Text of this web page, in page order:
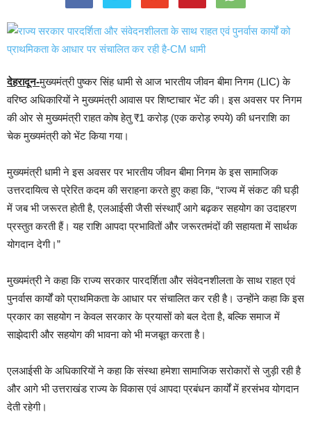
देहरादून-मुख्यमंत्री पुष्कर सिंह धामी से आज भारतीय जीवन बीमा निगम (LIC) के
वरिष्ठ अधिकारियों ने मुख्यमंत्री आवास पर शिष्टाचार भेंट की। इस अवसर पर निगम
की ओर से मुख्यमंत्री राहत कोष हेतु ₹1 करोड़ (एक करोड़ रुपये) की धनराशि का
चेक मुख्यमंत्री को भेंट किया गया।
मुख्यमंत्री धामी ने इस अवसर पर भारतीय जीवन बीमा निगम के इस सामाजिक
उत्तरदायित्व से प्रेरित कदम की सराहना करते हुए कहा कि, “राज्य में संकट की घड़ी
में जब भी जरूरत होती है, एलआईसी जैसी संस्थाएँ आगे बढ़कर सहयोग का उदाहरण
प्रस्तुत करती हैं। यह राशि आपदा प्रभावितों और जरूरतमंदों की सहायता में सार्थक
योगदान देगी।”
मुख्यमंत्री ने कहा कि राज्य सरकार पारदर्शिता और संवेदनशीलता के साथ राहत एवं
पुनर्वास कार्यों को प्राथमिकता के आधार पर संचालित कर रही है। उन्होंने कहा कि इस
प्रकार का सहयोग न केवल सरकार के प्रयासों को बल देता है, बल्कि समाज में
साझेदारी और सहयोग की भावना को भी मजबूत करता है।
एलआईसी के अधिकारियों ने कहा कि संस्था हमेशा सामाजिक सरोकारों से जुड़ी रही है
और आगे भी उत्तराखंड राज्य के विकास एवं आपदा प्रबंधन कार्यों में हरसंभव योगदान
देती रहेगी।